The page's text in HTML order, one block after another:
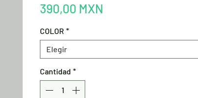
390,00 MXN
COLOR *
Elegir
Cantidad *